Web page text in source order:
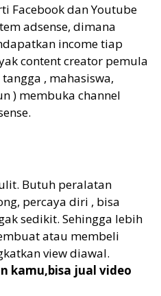
Facebook dan Youtube
adsense, dimana
income tiap
content creator pemula
, mahasiswa,
) membuka channel
Butuh peralatan
percaya diri , bisa
sedikit. Sehingga lebih
atau membeli
view diawal.
kamu,bisa jual video